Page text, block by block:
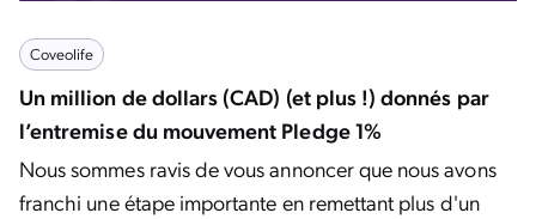
Coveolife
Un million de dollars (CAD) (et plus !) donnés par
l’entremise du mouvement Pledge 1%
Nous sommes ravis de vous annoncer que nous avons
franchi une étape importante en remettant plus d'un